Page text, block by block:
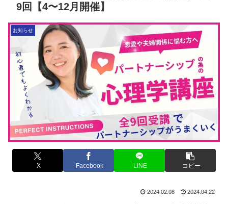
9回【4〜12月開催】
お知らせ
X Facebook LINE コピー
2024.02.08 2024.04.22